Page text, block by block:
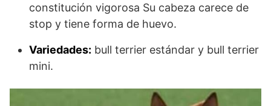
constitución vigorosa Su cabeza carece de
stop y tiene forma de huevo.
Variedades: bull terrier estándar y bull terrier
mini.